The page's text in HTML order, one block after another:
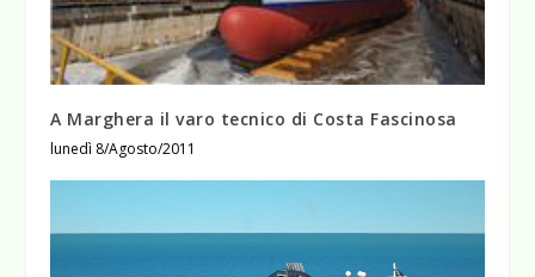
A Marghera il varo tecnico di Costa Fascinosa
lunedì 8/Agosto/2011